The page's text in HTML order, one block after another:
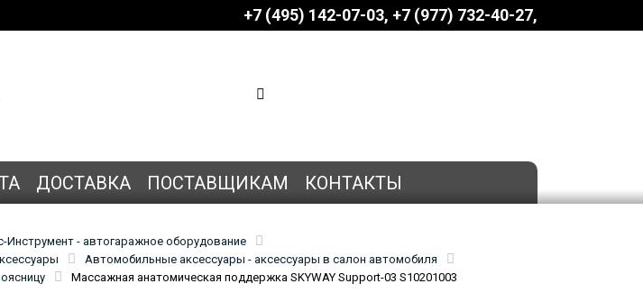
+7 (495) 142-07-03 ‎‎+7 (977) 732-40-27
ДОСТАВКА ПОСТАВЩИКАМ КОНТАКТЫ
Инструмент - автогаражное оборудование
Автомобильные аксессуары - аксессуары в салон автомобиля
Массажная анатомическая поддержка SKYWAY Support-03 S10201003